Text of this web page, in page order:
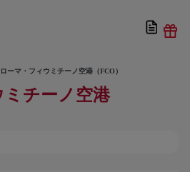
ローマ・フィウミチーノ空港（FCO）
ミチーノ空港